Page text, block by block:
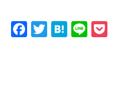
Facebook
Twitter
Hatena
Line